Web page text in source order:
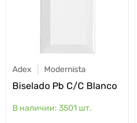
Adex Modernista
Biselado Pb C/C Blanco
3501 шт.